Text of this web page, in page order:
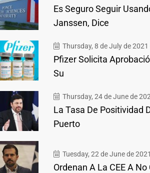
Es Seguro Seguir
Janssen, Dice
Thursday, 8 de July de 2021
Pfizer Solicita
Su
Thursday, 24 de June de
La Tasa De Positividad
Puerto
Tuesday, 22 de June de
Ordenan A La CEE A